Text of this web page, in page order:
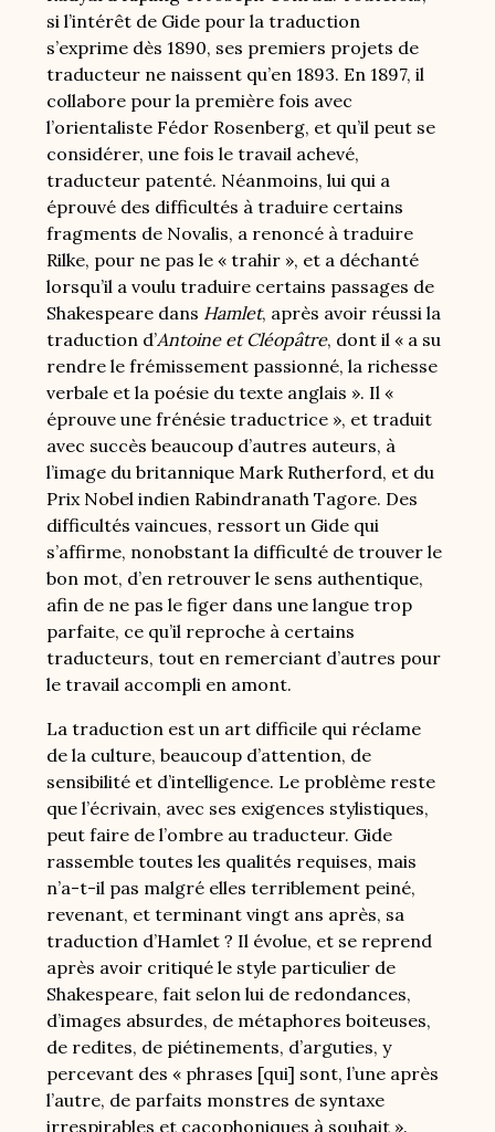
si l’intérêt de Gide pour la traduction
s’exprime dès 1890, ses premiers projets de
traducteur ne naissent qu’en 1893. En 1897, il
collabore pour la première fois avec
l’orientaliste Fédor Rosenberg, et qu’il peut se
considérer, une fois le travail achevé,
traducteur patenté. Néanmoins, lui qui a
éprouvé des difficultés à traduire certains
fragments de Novalis, a renoncé à traduire
Rilke, pour ne pas le « trahir », et a déchanté
lorsqu’il a voulu traduire certains passages de
Shakespeare dans Hamlet, après avoir réussi la
traduction d’Antoine et Cléopâtre, dont il « a su
rendre le frémissement passionné, la richesse
verbale et la poésie du texte anglais ». Il «
éprouve une frénésie traductrice », et traduit
avec succès beaucoup d’autres auteurs, à
l’image du britannique Mark Rutherford, et du
Prix Nobel indien Rabindranath Tagore. Des
difficultés vaincues, ressort un Gide qui
s’affirme, nonobstant la difficulté de trouver le
bon mot, d’en retrouver le sens authentique,
afin de ne pas le figer dans une langue trop
parfaite, ce qu’il reproche à certains
traducteurs, tout en remerciant d’autres pour
le travail accompli en amont.
La traduction est un art difficile qui réclame
de la culture, beaucoup d’attention, de
sensibilité et d’intelligence. Le problème reste
que l’écrivain, avec ses exigences stylistiques,
peut faire de l’ombre au traducteur. Gide
rassemble toutes les qualités requises, mais
n’a-t-il pas malgré elles terriblement peiné,
revenant, et terminant vingt ans après, sa
traduction d’Hamlet ? Il évolue, et se reprend
après avoir critiqué le style particulier de
Shakespeare, fait selon lui de redondances,
d’images absurdes, de métaphores boiteuses,
de redites, de piétinements, d’arguties, y
percevant des « phrases [qui] sont, l’une après
l’autre, de parfaits monstres de syntaxe
irrespirables et cacophoniques à souhait ».